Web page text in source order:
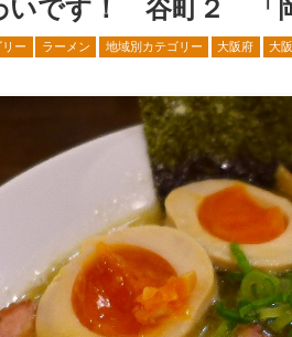
いです！ 谷町２ 「岡
ー ラーメン 地域別カテゴリー 大阪府 大